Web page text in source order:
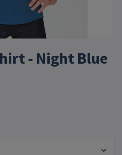
- Night Blue